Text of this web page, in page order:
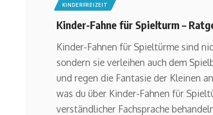
KINDERFREIZEIT
Kinder-Fahne für Spielturm –
Kinder-Fahnen für Spieltürme sind
sondern sie verleihen auch dem
und regen die Fantasie der Kleinen
was du über Kinder-Fahnen für
verständlicher Fachsprache